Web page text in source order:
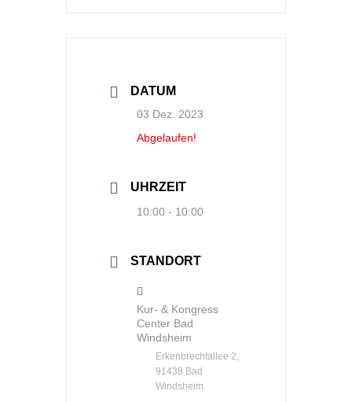
DATUM
03 Dez. 2023
Abgelaufen!
UHRZEIT
10:00 - 10:00
STANDORT
Kur- & Kongress
Center Bad
Windsheim
Erkenbrechtallee 2,
91438 Bad
Windsheim